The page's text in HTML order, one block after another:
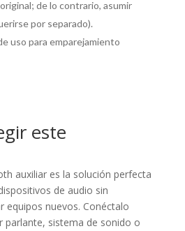
de lo contrario, asumir
por separado).
uso para emparejamiento
este
auxiliar es la solución perfecta
de audio sin
equipos nuevos. Conéctalo
parlante, sistema de sonido o